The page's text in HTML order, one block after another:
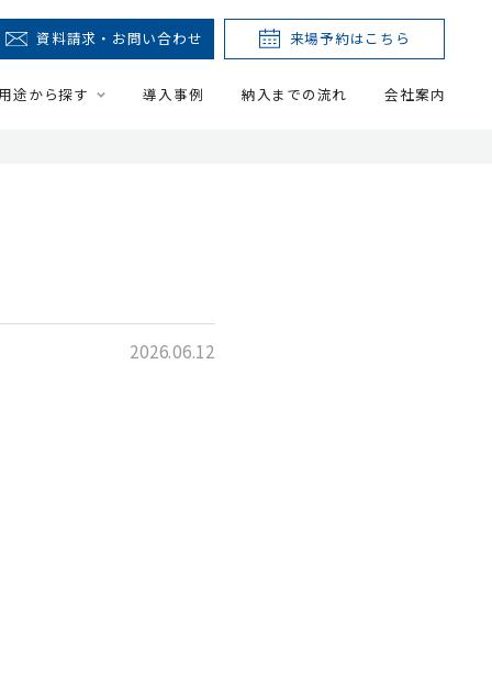
資料請求・お問い合わせ 来場予約はこちら
途から探す 導入事例 納入までの流れ 会社案内
2026.06.12